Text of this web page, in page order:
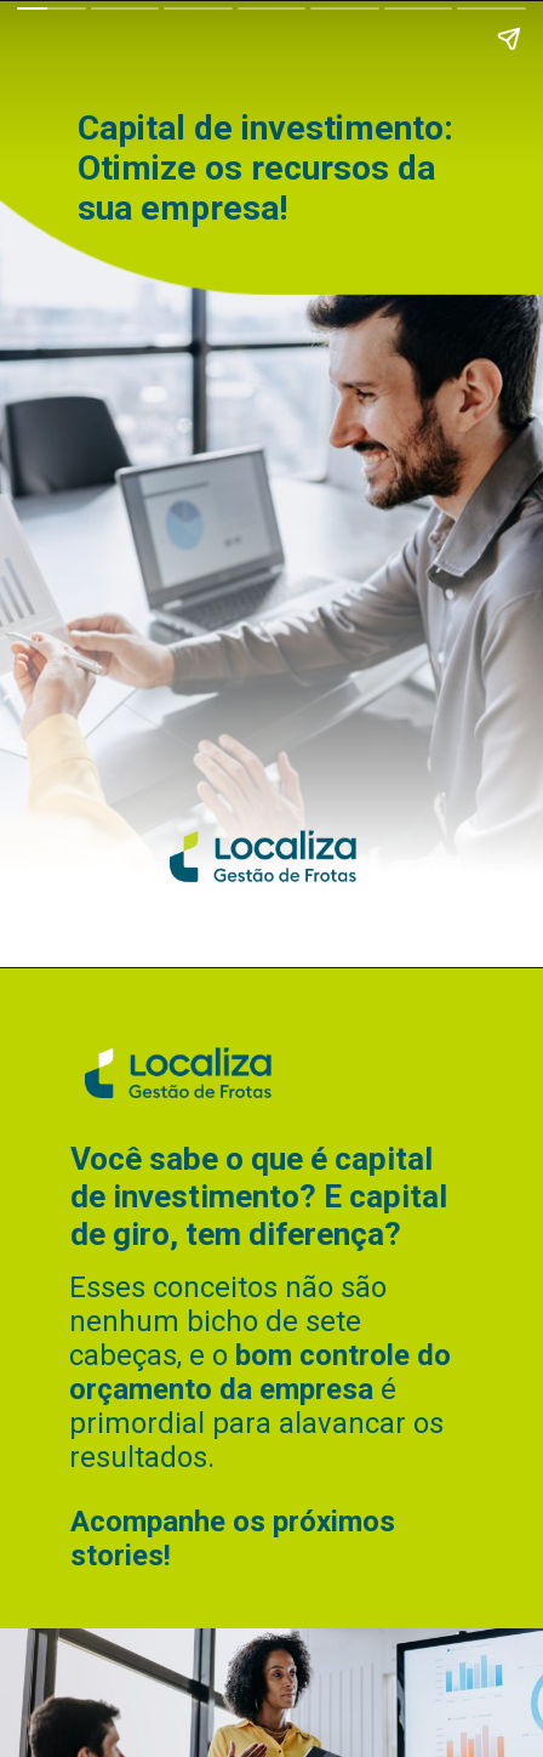
Capital de investimento:
Otimize os recursos da
sua empresa!
Esses conceitos não são
nenhum bicho de sete
cabeças, e o bom controle do
orçamento da empresaé
primordial para alavancar os
resultados.
Você sabe o que é capital
de investimento? E capital
de giro, tem diferença?
Acompanhe os próximos
stories!